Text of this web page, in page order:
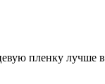
пленку лучше